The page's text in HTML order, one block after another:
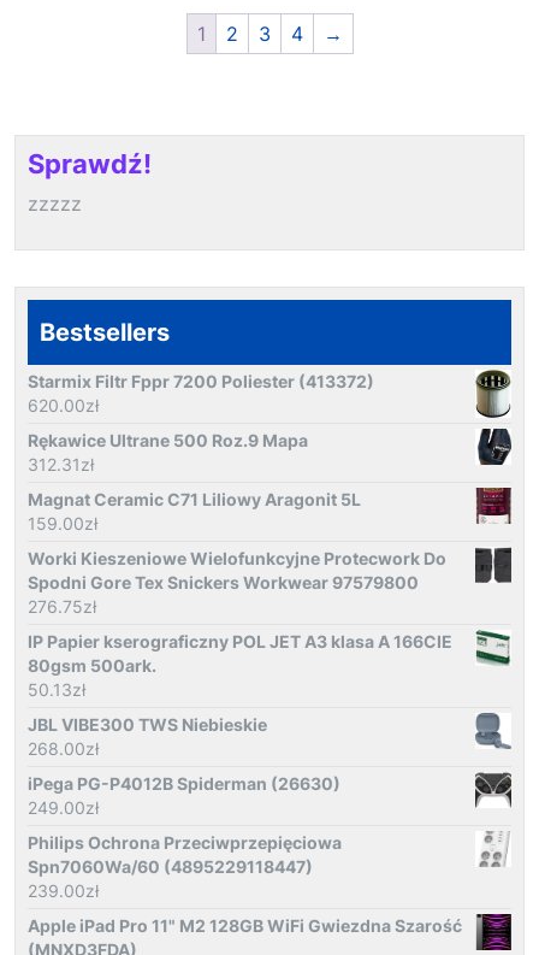
1 2 3 4 →
Sprawdź!
zzzzz
Bestsellers
Starmix Filtr Fppr 7200 Poliester (413372)
620.00zł
Rękawice Ultrane 500 Roz.9 Mapa
312.31zł
Magnat Ceramic C71 Liliowy Aragonit 5L
159.00zł
Worki Kieszeniowe Wielofunkcyjne Protecwork Do
Spodni Gore Tex Snickers Workwear 97579800
276.75zł
IP Papier kserograficzny POL JET A3 klasa A 166CIE
80gsm 500ark.
50.13zł
JBL VIBE300 TWS Niebieskie
268.00zł
iPega PG-P4012B Spiderman (26630)
249.00zł
Philips Ochrona Przeciwprzepięciowa
Spn7060Wa/60 (4895229118447)
239.00zł
Apple iPad Pro 11" M2 128GB WiFi Gwiezdna Szarość
(MNXD3FDA)